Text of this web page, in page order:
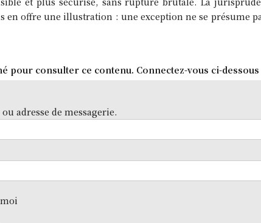
en offre une illustration : une exception ne se présume
pour consulter ce contenu. Connectez-vous ci-dessous
adresse de messagerie.